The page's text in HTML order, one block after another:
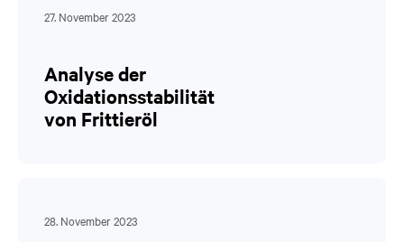
27. November 2023
Analyse der
Oxidationsstabilität
von Frittieröl
28. November 2023